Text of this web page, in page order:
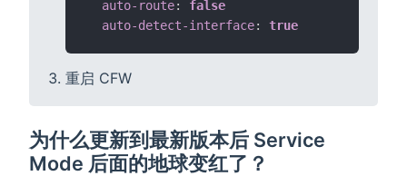
auto-route:
false
auto-detect-interface: true
重启 CFW
为什么更新到最新版本后 Service
Mode 后面的地球变红了？